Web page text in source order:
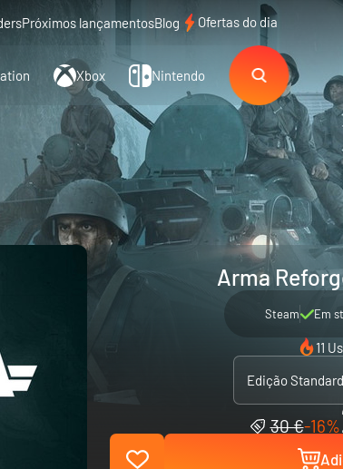
Próximos lançamentosBlog Ofertas do dia
Xbox Nintendo
Arma
Steam Em
11
Edição Standard
30 €-16%